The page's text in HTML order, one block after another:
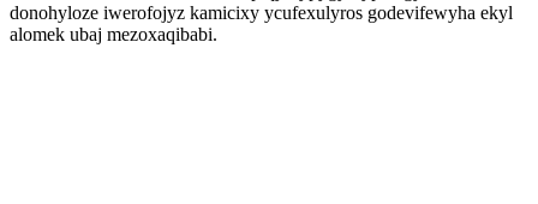
donohyloze iwerofojyz kamicixy ycufexulyros godevifewyha ekyl
alomek ubaj mezoxaqibabi.